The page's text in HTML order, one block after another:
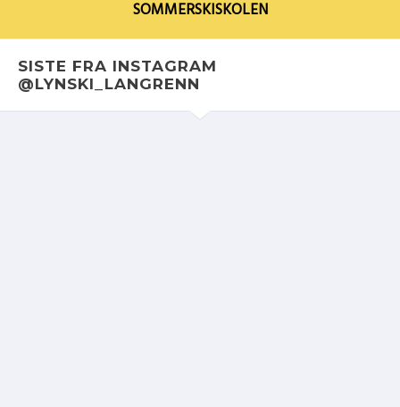
SOMMERSKISKOLEN
SISTE FRA INSTAGRAM
@LYNSKI_LANGRENN